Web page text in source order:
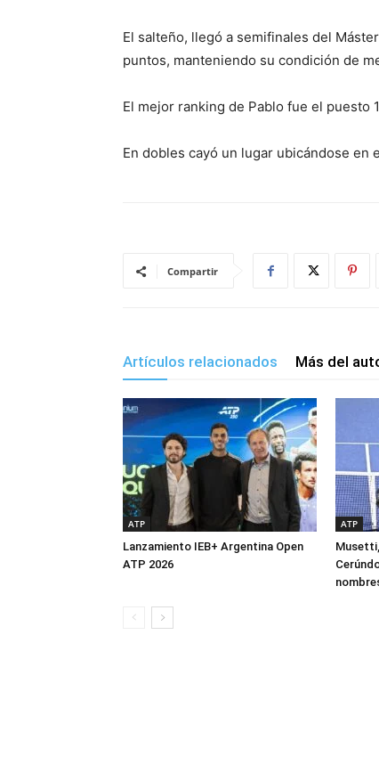
El salteño, llegó a semifinales del
puntos, manteniendo su condición de
El mejor ranking de Pablo fue el puesto
En dobles cayó un lugar ubicándose en
Compartir
Artículos relacionados Más del
ATP
Lanzamiento IEB+ Argentina Open
ATP 2026
ATP